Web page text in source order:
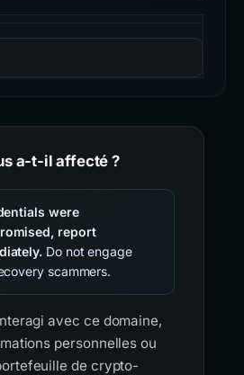
a-t-il affecté ?
were
report
Do not engage
scammers.
avec ce domaine,
personnelles ou
de crypto-